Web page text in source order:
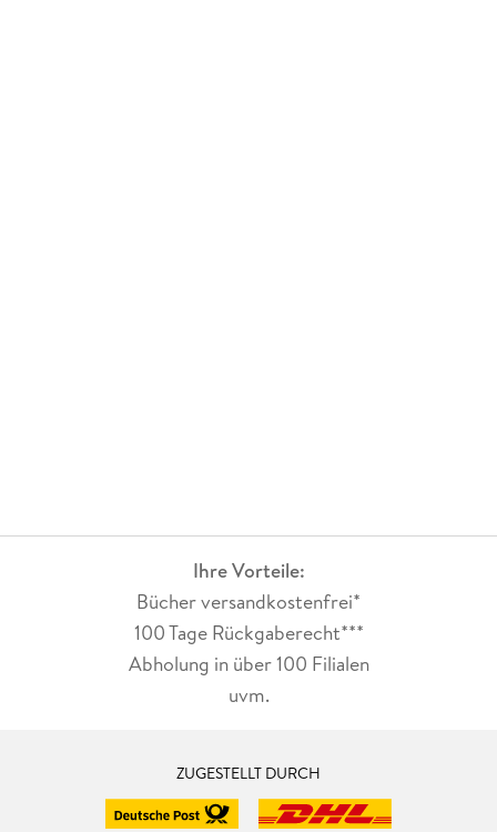
3. 1 . . . Der »erste« Personal Computer (1975) . . . 89
3. 2 . . . Apple I erblickt das Licht der Welt (1976) . . . 93
3. 3 . . . Der Apple II erscheint (1977) . . . 94
3. 5 . . . Das goldene Zeitalter der Heimcomputer . . . 99
3. 6 . . . Apple Lisa und Apple Macintosh (1983--1984) . . . 107
Ihre Vorteile:
Bücher versandkostenfrei*
100 Tage Rückgaberecht***
Abholung in über 100 Filialen
uvm.
ZUGESTELLT DURCH